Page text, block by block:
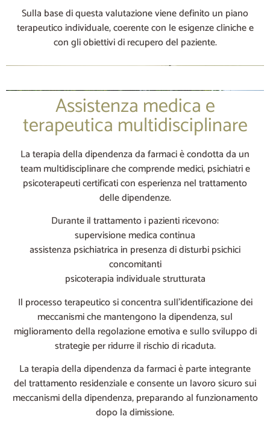
Sulla base di questa valutazione viene definito un piano
terapeutico individuale, coerente con le esigenze cliniche e
con gli obiettivi di recupero del paziente.
Assistenza medica e
terapeutica multidisciplinare
La terapia della dipendenza da farmaci è condotta da un
team multidisciplinare che comprende medici, psichiatri e
psicoterapeuti certificati con esperienza nel trattamento
delle dipendenze.
Durante il trattamento i pazienti ricevono:
supervisione medica continua
assistenza psichiatrica in presenza di disturbi psichici
concomitanti
psicoterapia individuale strutturata
Il processo terapeutico si concentra sull’identificazione dei
meccanismi che mantengono la dipendenza, sul
miglioramento della regolazione emotiva e sullo sviluppo di
strategie per ridurre il rischio di ricaduta.
La terapia della dipendenza da farmaci è parte integrante
del trattamento residenziale e consente un lavoro sicuro sui
meccanismi della dipendenza, preparando al funzionamento
dopo la dimissione.